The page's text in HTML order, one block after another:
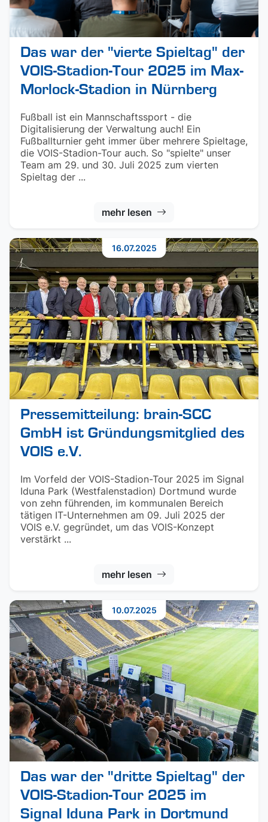
Das war der "vierte Spieltag" der
VOIS-Stadion-Tour 2025 im Max-
Morlock-Stadion in Nürnberg
Fußball ist ein Mannschaftssport - die
Digitalisierung der Verwaltung auch! Ein
Fußballturnier geht immer über mehrere Spieltage,
die VOIS-Stadion-Tour auch. So "spielte" unser
Team am 29. und 30. Juli 2025 zum vierten
Spieltag der ...
mehr lesen
Pressemitteilung: brain-SCC
GmbH ist Gründungsmitglied des
VOIS e.V.
Im Vorfeld der VOIS-Stadion-Tour 2025 im Signal
Iduna Park (Westfalenstadion) Dortmund wurde
von zehn führenden, im kommunalen Bereich
tätigen IT-Unternehmen am 09. Juli 2025 der
VOIS e.V. gegründet, um das VOIS-Konzept
verstärkt ...
mehr lesen
16.07.2025
Das war der "dritte Spieltag" der
VOIS-Stadion-Tour 2025 im
Signal Iduna Park in Dortmund
10.07.2025